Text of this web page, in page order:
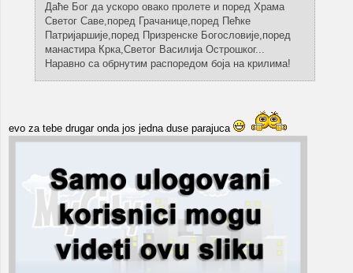
Даће Бог да ускоро овако пролете и поред Храма
Светог Саве,поред Грачанице,поред Пећке
Патријаршије,поред Призренске Богословије,поред
манастира Крка,Светог Василија Острошког...
Наравно са обрнутим распоредом боја на крилима!
evo za tebe drugar onda jos jedna duse parajuca